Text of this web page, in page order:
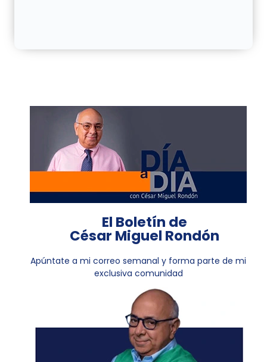
El Boletín de
César Miguel Rondón
Apúntate a mi correo semanal y forma parte de mi
exclusiva comunidad